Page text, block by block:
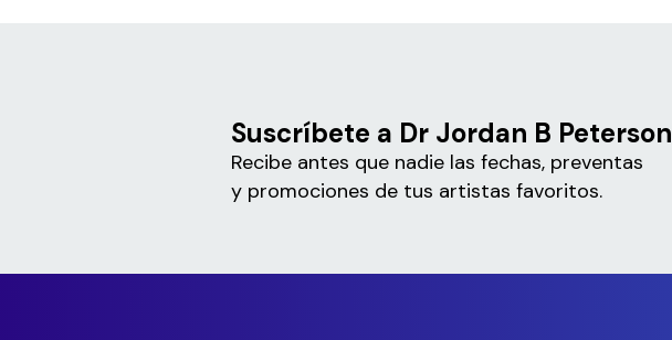
Suscríbete a Dr Jordan B Peterson
Recibe antes que nadie las fechas, preventas
y promociones de tus artistas favoritos.